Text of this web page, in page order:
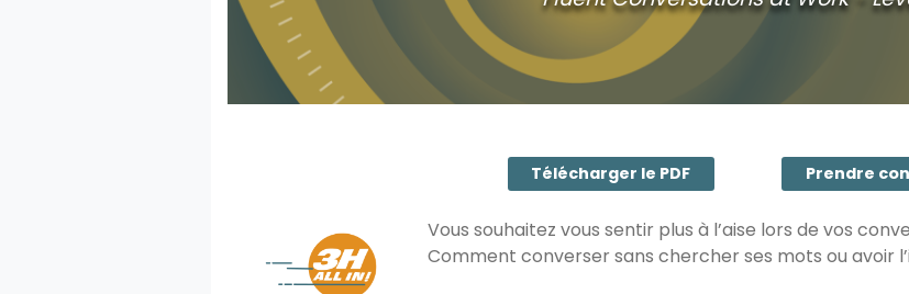
Télécharger le PDF Prendre
Vous souhaitez vous sentir plus à l’aise lors de vos
Comment converser sans chercher ses mots ou avoir